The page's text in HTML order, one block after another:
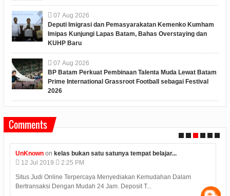
07 Aug 2026
Deputi Imigrasi dan Pemasyarakatan Kemenko Kumham
Imipas Kunjungi Lapas Batam, Bahas Overstaying dan
KUHP Baru
07 Aug 2026
BP Batam Perkuat Pembinaan Talenta Muda Lewat Batam
Prime International Grassroot Football sebagai Festival
2026
Comments
UnKnownon kelas bukan satu satunya tempat belajar...
12 Jul 2019
2:25 PM
Situs Judi Online Terpercaya Menyediakan Kemudahan Dalam
Bertransaksi Dengan Mudah 24 Jam. Deposit T...